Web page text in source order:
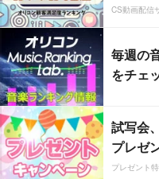
CS動画配信
毎週の
をチェ
試写会
プレゼ
プレゼント